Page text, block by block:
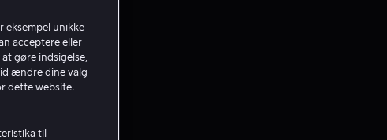
eksempel unikke
acceptere eller
gøre indsigelse,
ændre dine valg
dette website.
til